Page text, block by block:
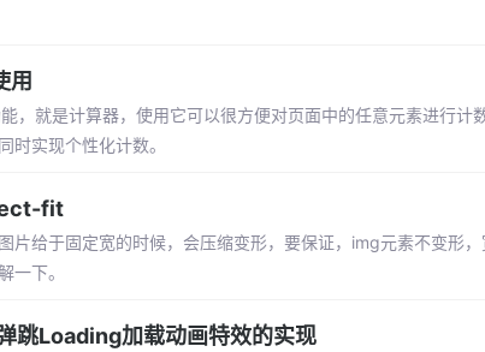
用
，就是计算器，使用它可以很方便对页面中的任意元素进行
时实现个性化计数。
fit
片给于固定宽的时候，会压缩变形，要保证，img元素不变形
一下。
跳Loading加载动画特效的实现